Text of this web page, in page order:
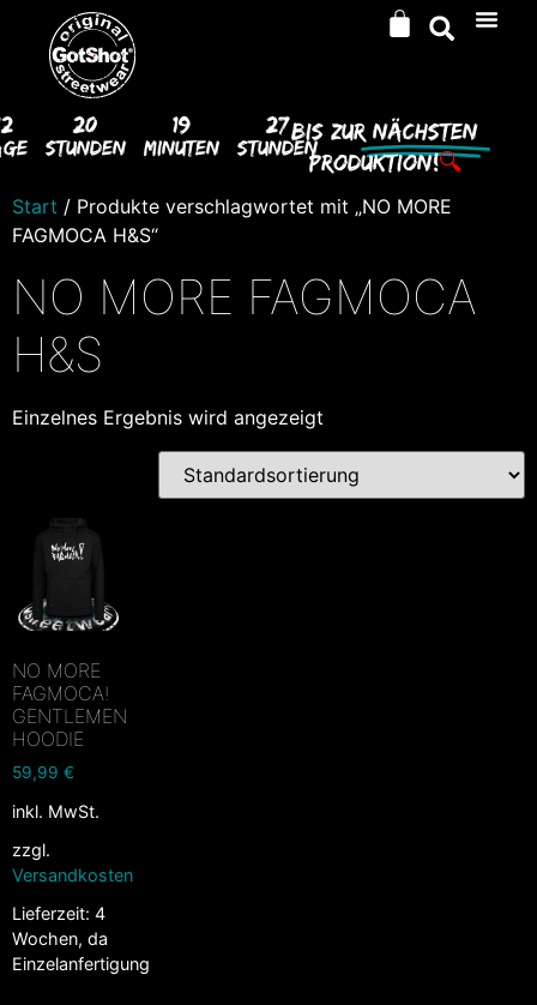
20
Stunden
19
Minuten
27
Stunden
Bis ZurNächsten
Produktion!🔍
Start / Produkte verschlagwortet mit „NO MORE
FAGMOCA H&S“
NO MORE FAGMOCA
H&S
Einzelnes Ergebnis wird angezeigt
NO MORE
FAGMOCA!
GENTLEMEN
HOODIE
59,99 €
inkl. MwSt.
zzgl.
Versandkosten
Lieferzeit: 4
Wochen, da
Einzelanfertigung